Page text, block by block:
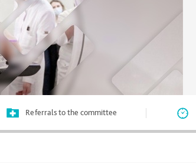
Referrals to the committee